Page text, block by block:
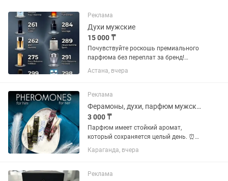
Реклама
Духи мужские
15 000 ₸
Почувствуйте роскошь премиального
парфюма без переплат за бренд!
Мужская коллекция Enjoy Care от
Greenway Global — это не просто
Parfum) с содержанием эфирных...
Астана, вчера
Реклама
Ферамоны, духи, парфюм мужские/женские
3 000 ₸
Парфюм имеет стойкий аромат,
который сохраняется целый день. ⏰
Удобный флакон легко помещается в
сумочке. Ведь «тайный ключ» вашего
Аромат для женщин, которые...
Караганда, вчера
Реклама